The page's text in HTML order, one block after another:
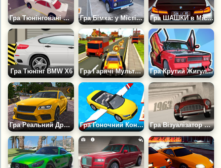
Гра Тюнінговані Авто: Трюки Гра Бімка: у Місті Онлайн Руйнування Гра ШАШКИ в Місті: Міська Метушня
Гра Тюнінг BMW X6 Гра Гарячі Мультяшні Гонки 3Д Гра Крутий Жигуль: Тюнінговані Російські Авто
Гра Реальний Дрифт: Мультиплеєр Гра Гоночний Конструктор Гра Візуалізатор Класичних Автомобілів